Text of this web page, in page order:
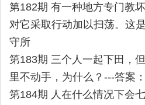
第182期 有一种地方专门教
对它采取行动加以扫荡。这
守所
第183期 三个人一起下田，
里不动手，为什么？---答案
第184期 人在什么情况下会